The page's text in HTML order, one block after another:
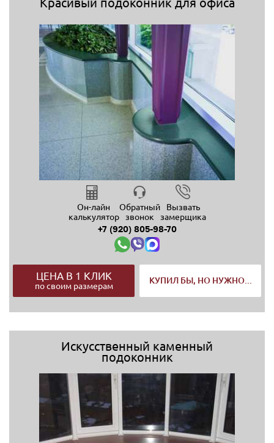
Он-лайн
калькулятор
Обратный
звонок
Вызвать
замерщика
+7 (920) 805-98-70
ЦЕНА В 1 КЛИК
по своим размерам
КУПИЛ БЫ, НО НУЖНО...
Искусственный каменный
подоконник